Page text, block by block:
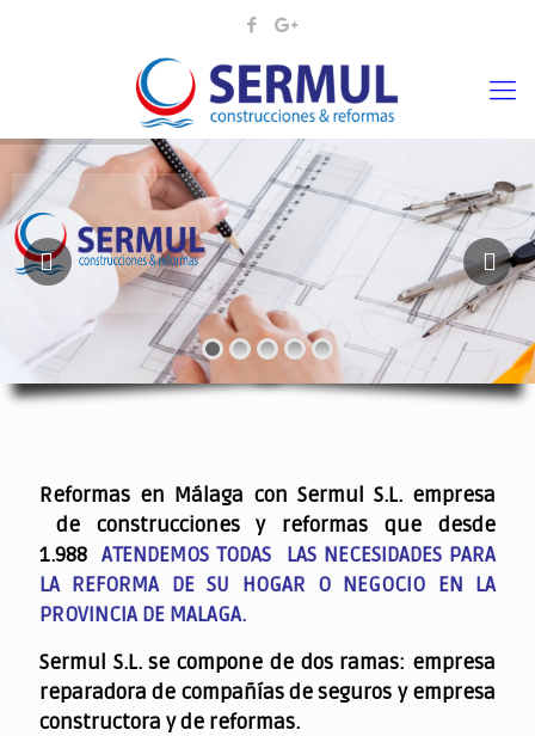
¡¡DAMOS VIDA A SUS
Reformas en Málaga con Sermul S.L. empresa
de construcciones y reformas que desde
1.988ATENDEMOS TODAS LAS NECESIDADES PARA
LA REFORMA DE SU HOGAR O NEGOCIO EN LA
PROVINCIA DE MALAGA.
Sermul S.L. se compone de dos ramas: empresa
reparadora de compañías de seguros y empresa
constructora y de reformas.